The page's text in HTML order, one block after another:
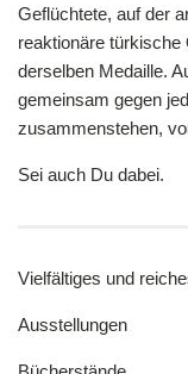
Geflüchtete, auf der
reaktionäre türkische
derselben Medaille.
gemeinsam gegen
zusammenstehen,
Sei auch Du dabei.
Vielfältiges und
Ausstellungen